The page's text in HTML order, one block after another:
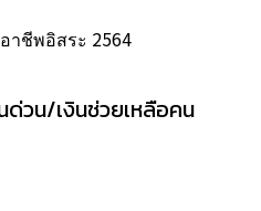
าชีพอิสระ 2564
ด่วน/เงินช่วยเหลือคน